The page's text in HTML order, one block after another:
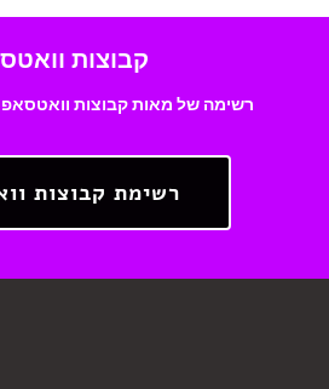
קבוצות
רשימה של מאות קבוצות
רשימת קבוצות